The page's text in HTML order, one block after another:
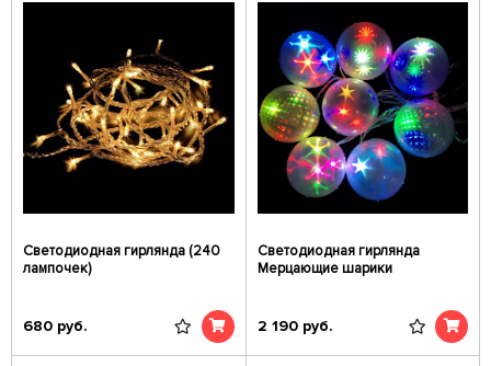
Светодиодная гирлянда (240
лампочек)
680 руб.
Светодиодная гирлянда
Мерцающие шарики
2 190 руб.